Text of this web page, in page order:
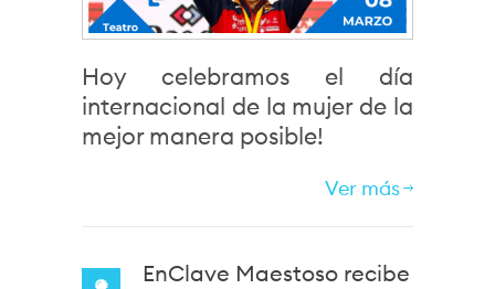
Hoy celebramos el día
internacional de la mujer de la
mejor manera posible!
Ver más
EnClave Maestoso recibe